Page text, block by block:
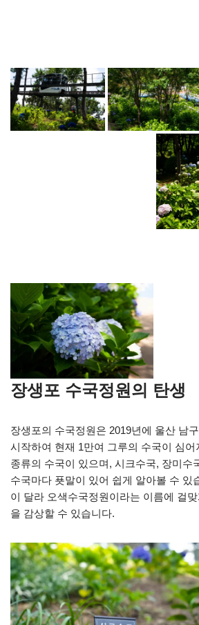
장생포 수국정원의 탄생
장생포의 수국정원은 2019년에 울산 남
시작하여 현재 1만여 그루의 수국이 심
종류의 수국이 있으며, 시크수국, 장미수
수국마다 푯말이 있어 쉽게 알아볼 수 있
이 달라 오색수국정원이라는 이름에 걸
을 감상할 수 있습니다.